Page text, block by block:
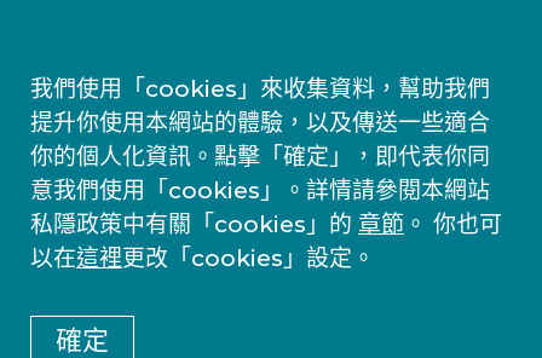
我們使用「cookies」來收集資料，幫助我們
提升你使用本網站的體驗，以及傳送一些適合
你的個人化資訊。點擊「確定」，即代表你同
意我們使用「cookies」。詳情請參閱本網站
私隱政策中有關「cookies」的 章節 。 你也可
以在這裡更改「cookies」設定。
確定